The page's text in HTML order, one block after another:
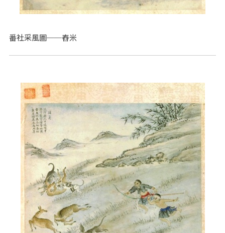
番社采風圖──舂米